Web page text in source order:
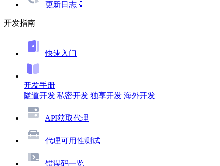
更新日志💡
开发指南
快速入门
开发手册
隧道开发 私密开发 独享开发 海外开发
API获取代理
代理可用性测试
错误码一览